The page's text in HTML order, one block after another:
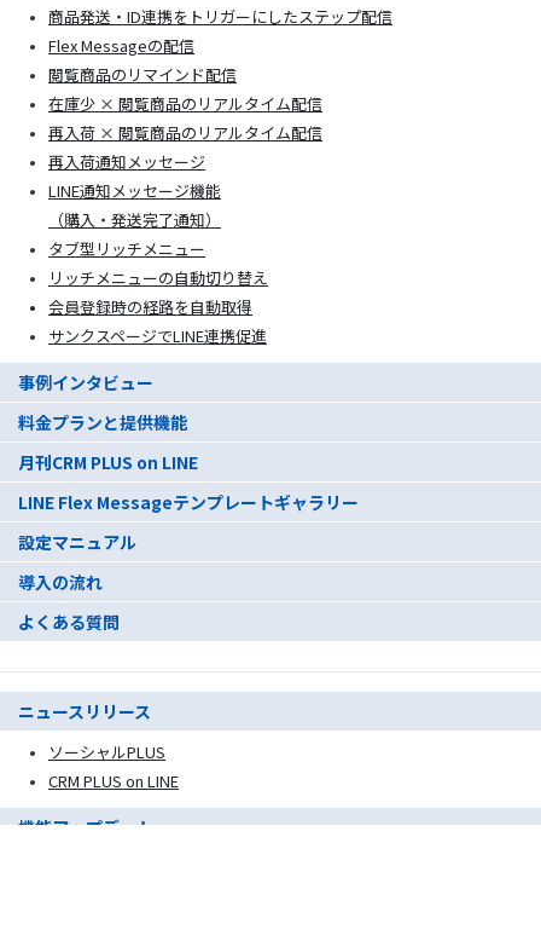
商品発送・ID連携をトリガーにしたステップ配信
Flex Messageの配信
閲覧商品のリマインド配信
在庫少 × 閲覧商品のリアルタイム配信
再入荷 × 閲覧商品のリアルタイム配信
再入荷通知メッセージ
LINE通知メッセージ機能
（購入・発送完了通知）
タブ型リッチメニュー
リッチメニューの自動切り替え
会員登録時の経路を自動取得
サンクスページでLINE連携促進
事例インタビュー
料金プランと提供機能
月刊CRM PLUS on LINE
LINE Flex Messageテンプレートギャラリー
設定マニュアル
導入の流れ
よくある質問
ニュースリリース
ソーシャルPLUS
CRM PLUS on LINE
機能アップデート